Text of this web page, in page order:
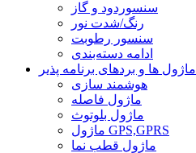
سنسوردود و گاز
رنگ/شدت نور
سنسور رطوبت
ادامه دسته‌بندی
ماژول ها و بردهای برنامه پذیر
هوشمند سازی
ماژول فاصله
ماژول بلوتوث
ماژول GPS,GPRS
ماژول قطب نما